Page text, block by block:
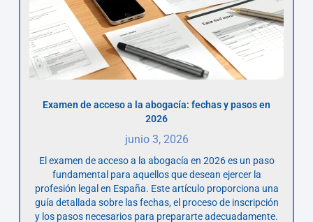
Examen de acceso a la abogacía: fechas y pasos en
2026
junio 3, 2026
El examen de acceso a la abogacía en 2026 es un paso
fundamental para aquellos que desean ejercer la
profesión legal en España. Este artículo proporciona una
guía detallada sobre las fechas, el proceso de inscripción
y los pasos necesarios para prepararte adecuadamente.